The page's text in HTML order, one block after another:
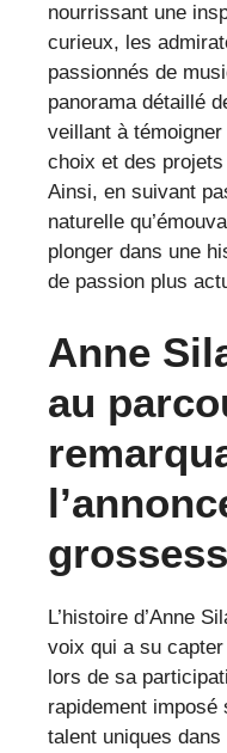
nourrissant une
curieux, les
passionnés de
panorama détaillé
veillant à
choix et des
Ainsi, en suivant
naturelle
plonger dans une
de passion plus
Anne
au
L’histoire d’Anne
voix qui a su
lors de sa
rapidement imposé
talent uniques